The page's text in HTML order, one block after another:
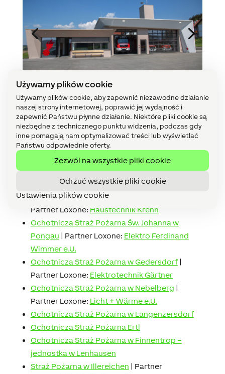
Używamy plików cookie
Używamy plików cookie, aby zapewnić niezawodne działanie
naszej strony internetowej, poprawić jej wydajność i
zapewnić Państwu płynne działanie. Niektóre pliki cookie są
niezbędne z technicznego punktu widzenia, podczas gdy
inne pomagają nam optymalizować treści lub wyświetlać
Państwu odpowiednie oferty.
Zezwól na wszystkie pliki cookie
Odrzuć wszystkie pliki cookie
Ustawienia plików cookie
Jednostki straży pożarnej w
Niemczech i Austrii, które już
postawiły na Loxone:
Ochotnicza Straż Pożarna w Kollerschlag
Partner Loxone: Haustechnik Krenn
Ochotnicza Straż Pożarna Św. Johanna w
Pongau | Partner Loxone: Elektro Ferdinand
Wimmer e.U.
Ochotnicza Straż Pożarna w Gedersdorf|
Partner Loxone: Elektrotechnik Gärtner
Ochotnicza Straż Pożarna w Nebelberg |
Partner Loxone: Licht + Wärme e.U.
Ochotnicza Straż Pożarna w Langenzersdorf
Ochotnicza Straż Pożarna Ertl
Ochotnicza Straż Pożarna w Finnentrop –
jednostka w Lenhausen
Straż Pożarna w Illereichen | Partner